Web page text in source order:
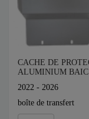
CACHE DE
ALUMINIUM BAIC
2022 - 2026
boîte de transfert